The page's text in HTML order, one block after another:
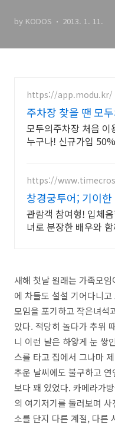
by KODOS 2013. 1. 11.
https://app.modu.kr/
주차장 찾을 땐 모
색부터 결제까지
모두의주차장 처음 이
누구나! 신규가입
https://
창경궁투어; 기이한
관람객 참여형! 입체
녀로 분장한 배우와
새해 첫날 원래는 가족모
에 차들도 설설 기어다니
모임을 포기하고 작은녀석
았다. 적당히 놀다가 추위
니 이런 날은 하얗게 눈 쌓
스를 타고 집에서 그나마
추운 날씨에도 불구하고
보다 꽤 있었다. 카메라가
의 여기저기를 둘러보며
소를 단지 다른 계절, 다른